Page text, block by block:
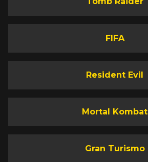
FIFA
Resident Evil
Mortal Kombat
Gran Turismo